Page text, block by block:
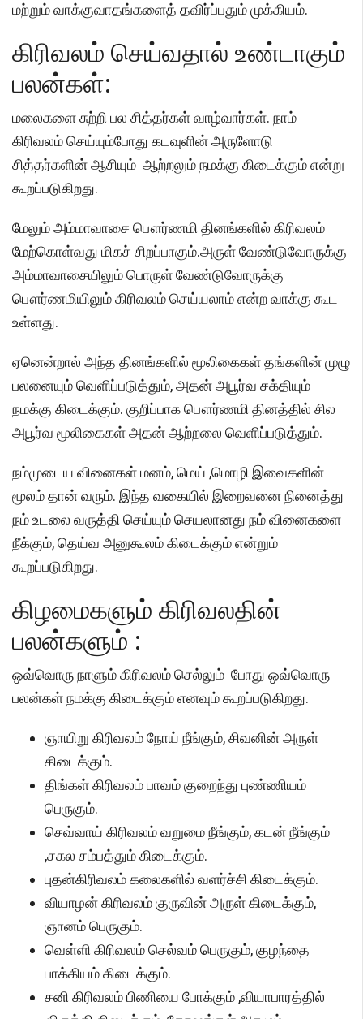
மற்றும் வாக்குவாதங்களைத் தவிர்ப்பதும் முக்கியம்.
கிரிவலம் செய்வதால் உண்டாகும்
பலன்கள்:
மலைகளை சுற்றி பல சித்தர்கள் வாழ்வார்கள். நாம்
கிரிவலம் செய்யும்போது கடவுளின் அருளோடு
சித்தர்களின் ஆசியும் ஆற்றலும் நமக்கு கிடைக்கும் என்று
கூறப்படுகிறது.
மேலும் அம்மாவாசை பௌர்ணமி தினங்களில் கிரிவலம்
மேற்கொள்வது மிகச் சிறப்பாகும்.அருள் வேண்டுவோருக்கு
அம்மாவாசையிலும் பொருள் வேண்டுவோருக்கு
பௌர்ணமியிலும் கிரிவலம் செய்யலாம் என்ற வாக்கு கூட
உள்ளது.
ஏனென்றால் அந்த தினங்களில் மூலிகைகள் தங்களின் முழு
பலனையும் வெளிப்படுத்தும், அதன் அபூர்வ சக்தியும்
நமக்கு கிடைக்கும். குறிப்பாக பௌர்ணமி தினத்தில் சில
அபூர்வ மூலிகைகள் அதன் ஆற்றலை வெளிப்படுத்தும்.
நம்முடைய வினைகள் மனம், மெய் ,மொழி இவைகளின்
மூலம் தான் வரும். இந்த வகையில் இறைவனை நினைத்து
நம் உடலை வருத்தி செய்யும் செயலானது நம் வினைகளை
நீக்கும், தெய்வ அனுகூலம் கிடைக்கும் என்றும்
கூறப்படுகிறது.
கிழமைகளும் கிரிவலதின்
பலன்களும் :
ஒவ்வொரு நாளும் கிரிவலம் செல்லும் போது ஒவ்வொரு
பலன்கள் நமக்கு கிடைக்கும் எனவும் கூறப்படுகிறது.
ஞாயிறு கிரிவலம் நோய் நீங்கும், சிவனின் அருள்
கிடைக்கும்.
திங்கள் கிரிவலம் பாவம் குறைந்து புண்ணியம்
பெருகும்.
செவ்வாய் கிரிவலம் வறுமை நீங்கும், கடன் நீங்கும்
,சகல சம்பத்தும் கிடைக்கும்.
புதன்கிரிவலம் கலைகளில் வளர்ச்சி கிடைக்கும்.
வியாழன் கிரிவலம் குருவின் அருள் கிடைக்கும்,
ஞானம் பெருகும்.
வெள்ளி கிரிவலம் செல்வம் பெருகும், குழந்தை
பாக்கியம் கிடைக்கும்.
சனி கிரிவலம் பிணியை போக்கும் ,வியாபாரத்தில்